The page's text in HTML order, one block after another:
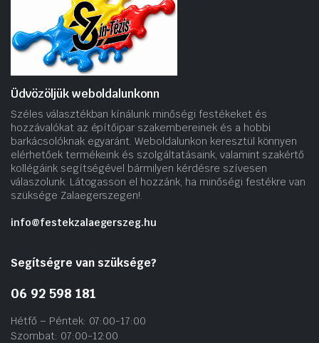
Üdvözöljük weboldalunkonn
Széles választékban kínálunk minőségi festékeket és
hozzávalókat az építőipar szakembereinek és a hobbi
barkácsolóknak egyaránt. Weboldalunkon keresztül könnyen
elérhetőek termékeink és szolgáltatásaink, valamint szakértő
kollégáink segítségével bármilyen kérdésre szívesen
válaszolunk. Látogasson el hozzánk, ha minőségi festékre van
szüksége Zalaegerszegen!.
info@festekzalaegerszeg.hu
Segítségre van szüksége?
06 92 598 181
Hétfő – Péntek: 07:00-17:00
Szombat: 07:00-12:00